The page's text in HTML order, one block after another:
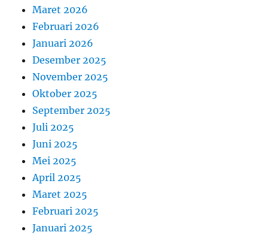
Maret 2026
Februari 2026
Januari 2026
Desember 2025
November 2025
Oktober 2025
September 2025
Juli 2025
Juni 2025
Mei 2025
April 2025
Maret 2025
Februari 2025
Januari 2025